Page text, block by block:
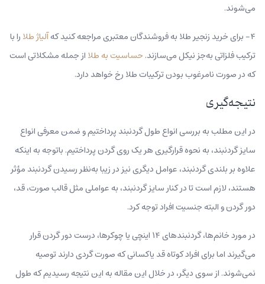
می‌شوند.
۴- برای خرید زنجیر طلا به فروشندگان معتبری مراجعه کنید که
آلیاژ طلا را با
ترکیب فلزاتی به‌جز‌ نیکل می‌سازند. حساسیت به طلا از جمله مشکلاتی است
که در صورت نامرغوب بودن ترکیبات طلا رخ خواهد دارد.
نتیجه‌گیری
در این مطلب به بررسی انواع طول گردنبند پرداختیم و ضمن معرفی انواع
سایز گردنبند، به نحوه قرارگیری هر یک روی گردن پرداختیم. باتوجه به اینکه
علاوه بر بلندی گردنبند، عوامل دیگری نیز در زیبا به‌نظر رسیدن گردنبند مؤثر
هستند، لازم است تا در کنار سایز گردنبند، به عواملی مثل قالب صورت، قد،
دور گردن و البته جنسیت افراد توجه کرد.
در مورد خانم‌ها، گردنبندهای ۱۴ اینچی یا چوکرها، درست دور گردن قرار
می‌گیرند اما برای افراد کوتاه قد یاکسانی که صورت گردی دارند توصیه
نمی‌شوند. از سوی دیگر، در خلال این مقاله به این نتیجه رسیدیم که طول